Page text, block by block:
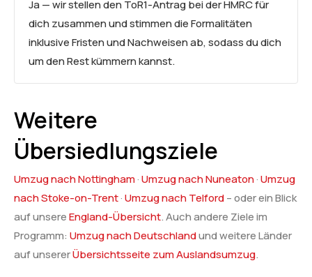
Ja — wir stellen den ToR1-Antrag bei der HMRC für
dich zusammen und stimmen die Formalitäten
inklusive Fristen und Nachweisen ab, sodass du dich
um den Rest kümmern kannst.
Weitere
Übersiedlungsziele
Umzug nach Nottingham·Umzug nach Nuneaton·Umzug
nach Stoke-on-Trent·Umzug nach Telford– oder ein Blick
auf unsereEngland-Übersicht. Auch andere Ziele im
Programm: Umzug nach Deutschlandund weitere Länder
auf unsererÜbersichtsseite zum Auslandsumzug.